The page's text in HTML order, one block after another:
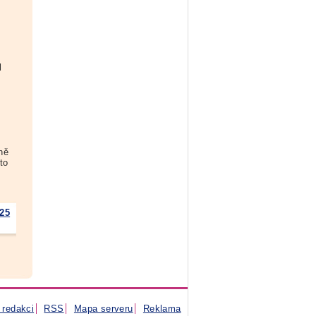
redakci RSS Mapa serveru Reklama